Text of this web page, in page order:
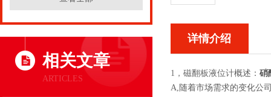
相关文章
ARTICLES
详情介绍
1，磁翻板液位计概述： 硝
A,随着市场需求的变化公